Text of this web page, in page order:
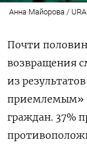
Анна Майорова /
Почти
возвращения
из
приемлемым»
граждан. 37%